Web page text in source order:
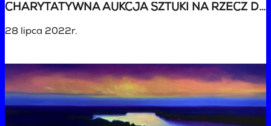
CHARYTATYWNA AUKCJA SZTUKI NA RZECZ DZIECI EWAKUOWANYCH Z UKRAINY
28 lipca 2022r.